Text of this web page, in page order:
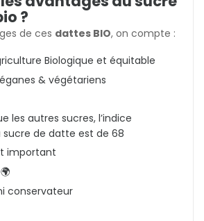
?
de ces dattes BIO, on compte :
Biologique et équitable
& végétariens
les autres sucres, l’indice
de datte est de 68
important
conservateur